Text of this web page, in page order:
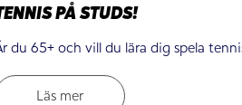
PÅ STUDS!
du 65+ och vill du lära dig spela
Läs mer